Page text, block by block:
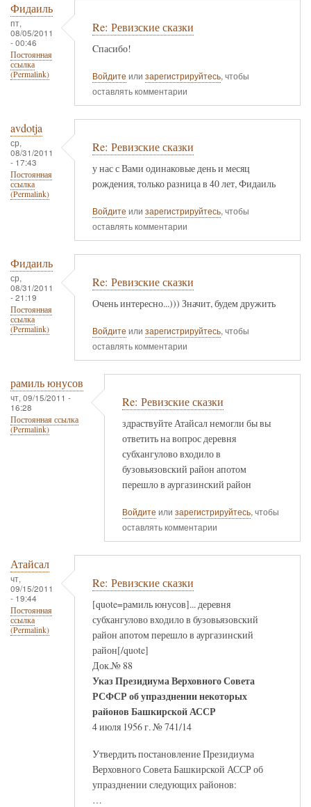
Фидаиль
пт,
08/05/2011
- 00:46
Постоянная
ссылка
(Permalink)
Re: Ревизские сказки
Cпасибо!
Войдите или зарегистрируйтесь, чтобы
оставлять комментарии
avdotja
ср,
08/31/2011
- 17:43
Постоянная
ссылка
(Permalink)
Re: Ревизские сказки
у нас с Вами одинаковые день и месяц
рождения, только разница в 40 лет, Фидаиль
Войдите или зарегистрируйтесь, чтобы
оставлять комментарии
Фидаиль
ср,
08/31/2011
- 21:19
Постоянная
ссылка
(Permalink)
Re: Ревизские сказки
Очень интересно...))) Значит, будем дружить
Войдите или зарегистрируйтесь, чтобы
оставлять комментарии
рамиль юнусов
чт, 09/15/2011 -
16:28
Постоянная ссылка
(Permalink)
Re: Ревизские сказки
здраствуйте Атайсал немогли бы вы
ответить на вопрос деревня
субхангулово входило в
бузовьязовский район апотом
перешло в аургазинский район
Войдите или зарегистрируйтесь, чтобы
оставлять комментарии
Атайсал
чт,
09/15/2011
- 19:44
Постоянная
ссылка
(Permalink)
Re: Ревизские сказки
[quote=рамиль юнусов]... деревня
субхангулово входило в бузовьязовский
район апотом перешло в аургазинский
район[/quote]
Док.№ 88
Указ Президиума Верховного Совета
РСФСР об упразднении некоторых
районов Башкирской АССР
4 июля 1956 г. № 741/14
Утвердить постановление Президиума
Верховного Совета Башкирской АССР об
упразднении следующих районов:
…